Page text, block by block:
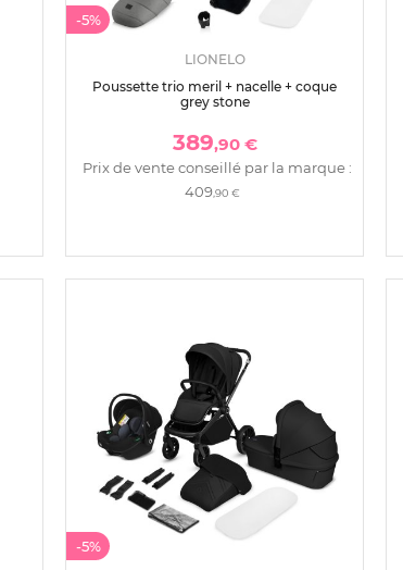
-5%
LIONELO
Poussette trio meril + nacelle + coque
grey stone
389,90 €
Prix de vente conseillé par la marque :
409,90 €
-5%